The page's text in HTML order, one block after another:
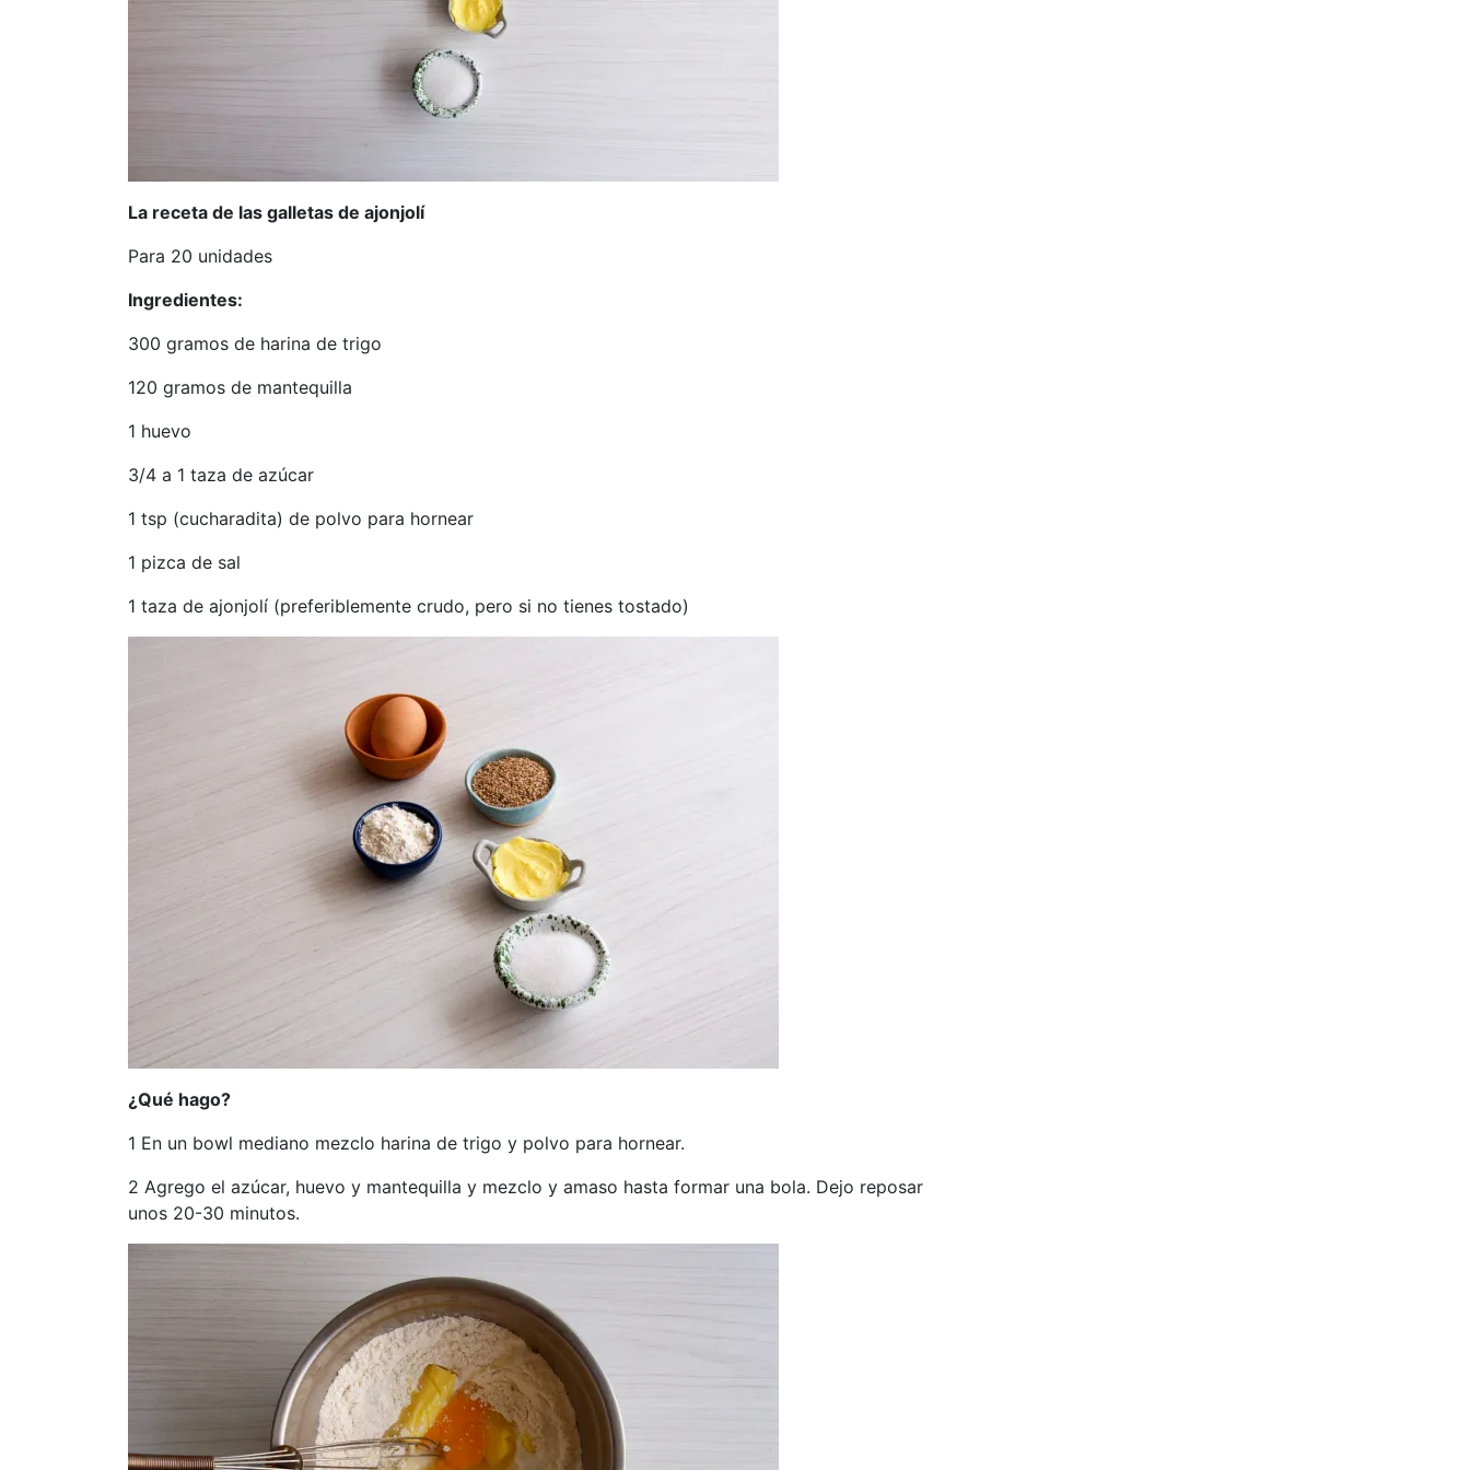
La receta de las galletas de ajonjolí
Para 20 unidades
Ingredientes:
300 gramos de harina de trigo
120 gramos de mantequilla
1 huevo
3/4 a 1 taza de azúcar
1 tsp (cucharadita) de polvo para hornear
1 pizca de sal
1 taza de ajonjolí (preferiblemente crudo, pero si no tienes tostado)
¿Qué hago?
1 En un bowl mediano mezclo harina de trigo y polvo para hornear.
2 Agrego el azúcar, huevo y mantequilla y mezclo y amaso hasta formar una bola. Dejo reposar
unos 20-30 minutos.